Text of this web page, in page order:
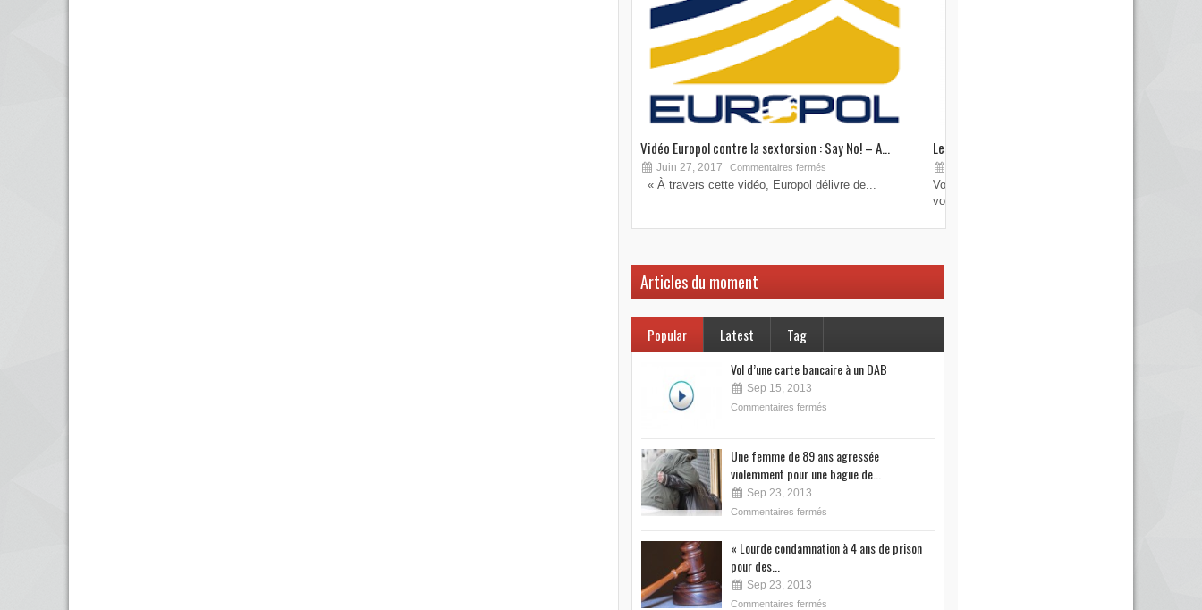
Vidéo Europol contre la sextorsion : Say No! – A...
Juin 27, 2017 Commentaires fermés
« À travers cette vidéo, Europol délivre de...
Les brouilleurs de clefs de véhicule
Vous pensez avoir verrouillé votre véhicule avec
votre...
Articles du moment
Popular Latest Tag
Vol d’une carte bancaire à un DAB
Sep 15, 2013
Commentaires fermés
Une femme de 89 ans agressée
violemment pour une bague de...
Sep 23, 2013
Commentaires fermés
« Lourde condamnation à 4 ans de prison
pour des...
Sep 23, 2013
Commentaires fermés